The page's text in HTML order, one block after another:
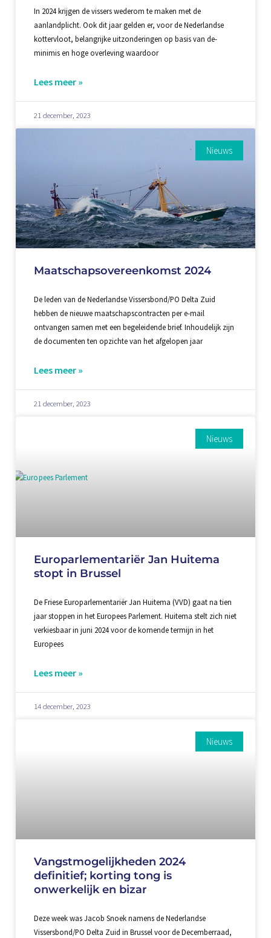
In 2024 krijgen de vissers wederom te maken met de
aanlandplicht. Ook dit jaar gelden er, voor de Nederlandse
kottervloot, belangrijke uitzonderingen op basis van de-
minimis en hoge overleving waardoor
Lees meer »
21 december, 2023
Nieuws
Maatschapsovereenkomst 2024
De leden van de Nederlandse Vissersbond/PO Delta Zuid
hebben de nieuwe maatschapscontracten per e-mail
ontvangen samen met een begeleidende brief. Inhoudelijk zijn
de documenten ten opzichte van het afgelopen jaar
Lees meer »
21 december, 2023
Nieuws
Europarlementariër Jan Huitema
stopt in Brussel
De Friese Europarlementariër Jan Huitema (VVD) gaat na tien
jaar stoppen in het Europees Parlement. Huitema stelt zich niet
verkiesbaar in juni 2024 voor de komende termijn in het
Europees
Lees meer »
14 december, 2023
Nieuws
Vangstmogelijkheden 2024
definitief; korting tong is
onwerkelijk en bizar
Deze week was Jacob Snoek namens de Nederlandse
Vissersbond/PO Delta Zuid in Brussel voor de Decemberraad,